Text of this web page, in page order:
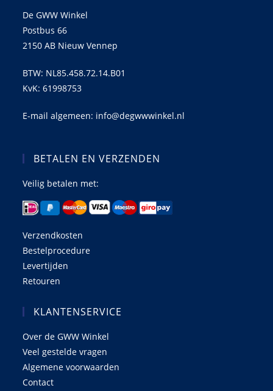
De GWW Winkel
Postbus 66
2150 AB Nieuw Vennep
BTW: NL85.458.72.14.B01
KvK: 61998753
E-mail algemeen: info@degwwwinkel.nl
BETALEN EN VERZENDEN
Veilig betalen met:
Verzendkosten
Bestelprocedure
Levertijden
Retouren
KLANTENSERVICE
Over de GWW Winkel
Veel gestelde vragen
Algemene voorwaarden
Contact